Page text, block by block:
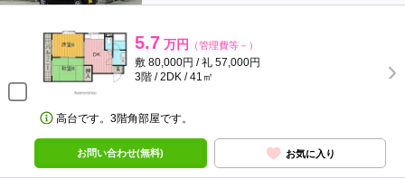
5.7 万円 （管理費等－）
敷 80,000円 / 礼 57,000円
3階 / 2DK / 41㎡
高台です。3階角部屋です。
お問い合わせ(無料) お気に入り